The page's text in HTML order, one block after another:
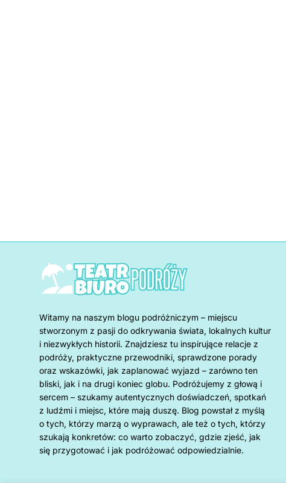
Witamy na naszym blogu podróżniczym – miejscu
stworzonym z pasji do odkrywania świata, lokalnych kultur
i niezwykłych historii. Znajdziesz tu inspirujące relacje z
podróży, praktyczne przewodniki, sprawdzone porady
oraz wskazówki, jak zaplanować wyjazd – zarówno ten
bliski, jak i na drugi koniec globu. Podróżujemy z głową i
sercem – szukamy autentycznych doświadczeń, spotkań
z ludźmi i miejsc, które mają duszę. Blog powstał z myślą
o tych, którzy marzą o wyprawach, ale też o tych, którzy
szukają konkretów: co warto zobaczyć, gdzie zjeść, jak
się przygotować i jak podróżować odpowiedzialnie.